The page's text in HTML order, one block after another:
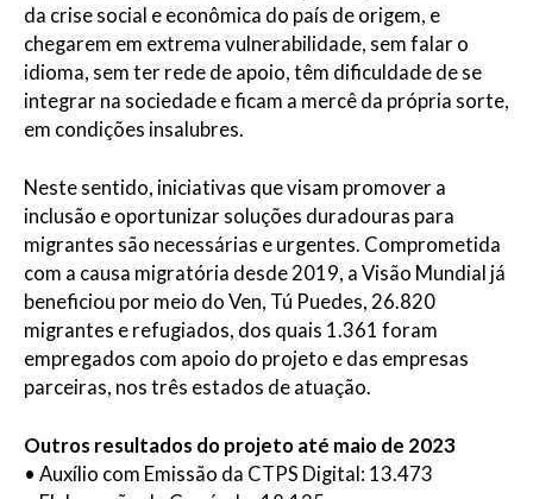
da crise social e econômica do país de origem, e
chegarem em extrema vulnerabilidade, sem falar o
idioma, sem ter rede de apoio, têm dificuldade de se
integrar na sociedade e ficam a mercê da própria sorte,
em condições insalubres.
Neste sentido, iniciativas que visam promover a
inclusão e oportunizar soluções duradouras para
migrantes são necessárias e urgentes. Comprometida
com a causa migratória desde 2019, a Visão Mundial já
beneficiou por meio do Ven, Tú Puedes, 26.820
migrantes e refugiados, dos quais 1.361 foram
empregados com apoio do projeto e das empresas
parceiras, nos três estados de atuação.
Outros resultados do projeto até maio de 2023
• Auxílio com Emissão da CTPS Digital: 13.473